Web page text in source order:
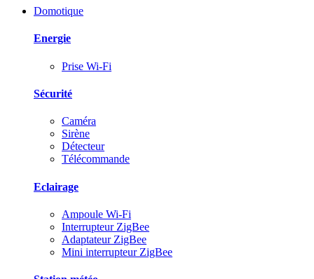
Domotique
Energie
Prise Wi-Fi
Sécurité
Caméra
Sirène
Détecteur
Télécommande
Eclairage
Ampoule Wi-Fi
Interrupteur ZigBee
Adaptateur ZigBee
Mini interrupteur ZigBee